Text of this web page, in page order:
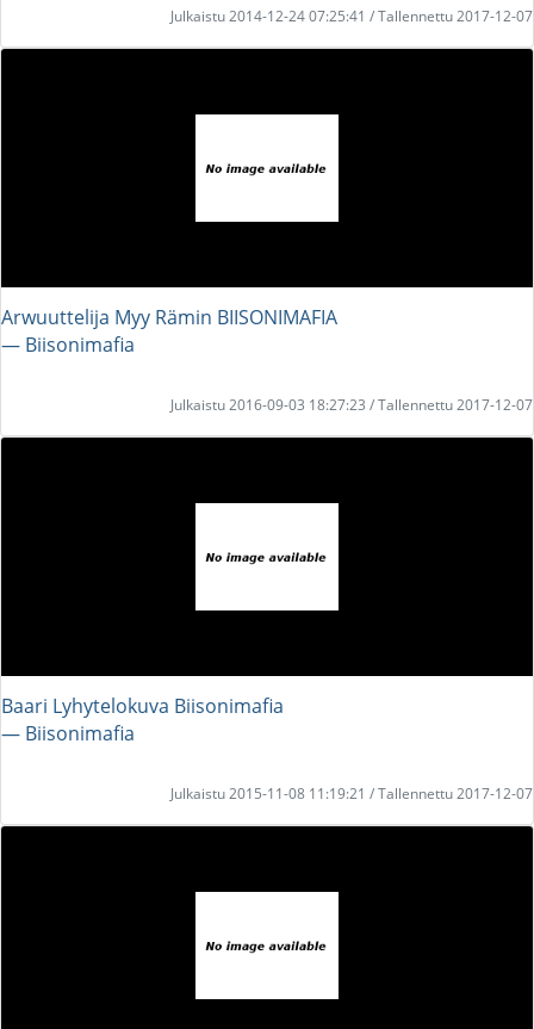
Julkaistu 2014-12-24 07:25:41 / Tallennettu 2017-12-07
Arwuuttelija Myy Rämin BIISONIMAFIA
― Biisonimafia
Julkaistu 2016-09-03 18:27:23 / Tallennettu 2017-12-07
Baari Lyhytelokuva Biisonimafia
― Biisonimafia
Julkaistu 2015-11-08 11:19:21 / Tallennettu 2017-12-07